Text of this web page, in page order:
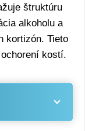
štruktúru
alkoholu a
kortizón. Tieto
kostí.